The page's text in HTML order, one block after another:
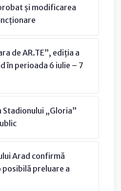
și modificarea
de AR.TE”, ediția a
în perioada 6 iulie – 7
Stadionului „Gloria”
Arad confirmă
preluare a